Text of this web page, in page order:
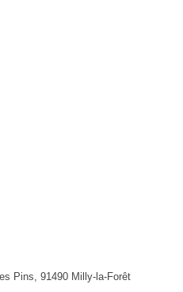
Pins, 91490 Milly-la-Forêt